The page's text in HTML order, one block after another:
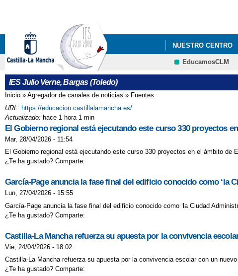
NUESTRO CENTRO
LIBROS DE TEXTO
EducamosCLM
IES Julio Verne, Bargas (Toledo)
Se encuentra usted aquí
Inicio » Agregador de canales de noticias » Fuentes
URL: https://educacion.castillalamancha.es/
Actualizado: hace 1 hora 1 min
El Gobierno regional está ejecutando este curso 330 proyectos
Mar, 28/04/2026 - 11:54
El Gobierno regional está ejecutando este curso 330 proyectos en el ámbito
¿Te ha gustado? Comparte:
García-Page anuncia la fase final del edificio conocido como ‘la
Lun, 27/04/2026 - 15:55
García-Page anuncia la fase final del edificio conocido como ‘la Ciudad
¿Te ha gustado? Comparte:
Castilla-La Mancha refuerza su apuesta por la convivencia
Vie, 24/04/2026 - 18:02
Castilla-La Mancha refuerza su apuesta por la convivencia escolar con un
¿Te ha gustado? Comparte: